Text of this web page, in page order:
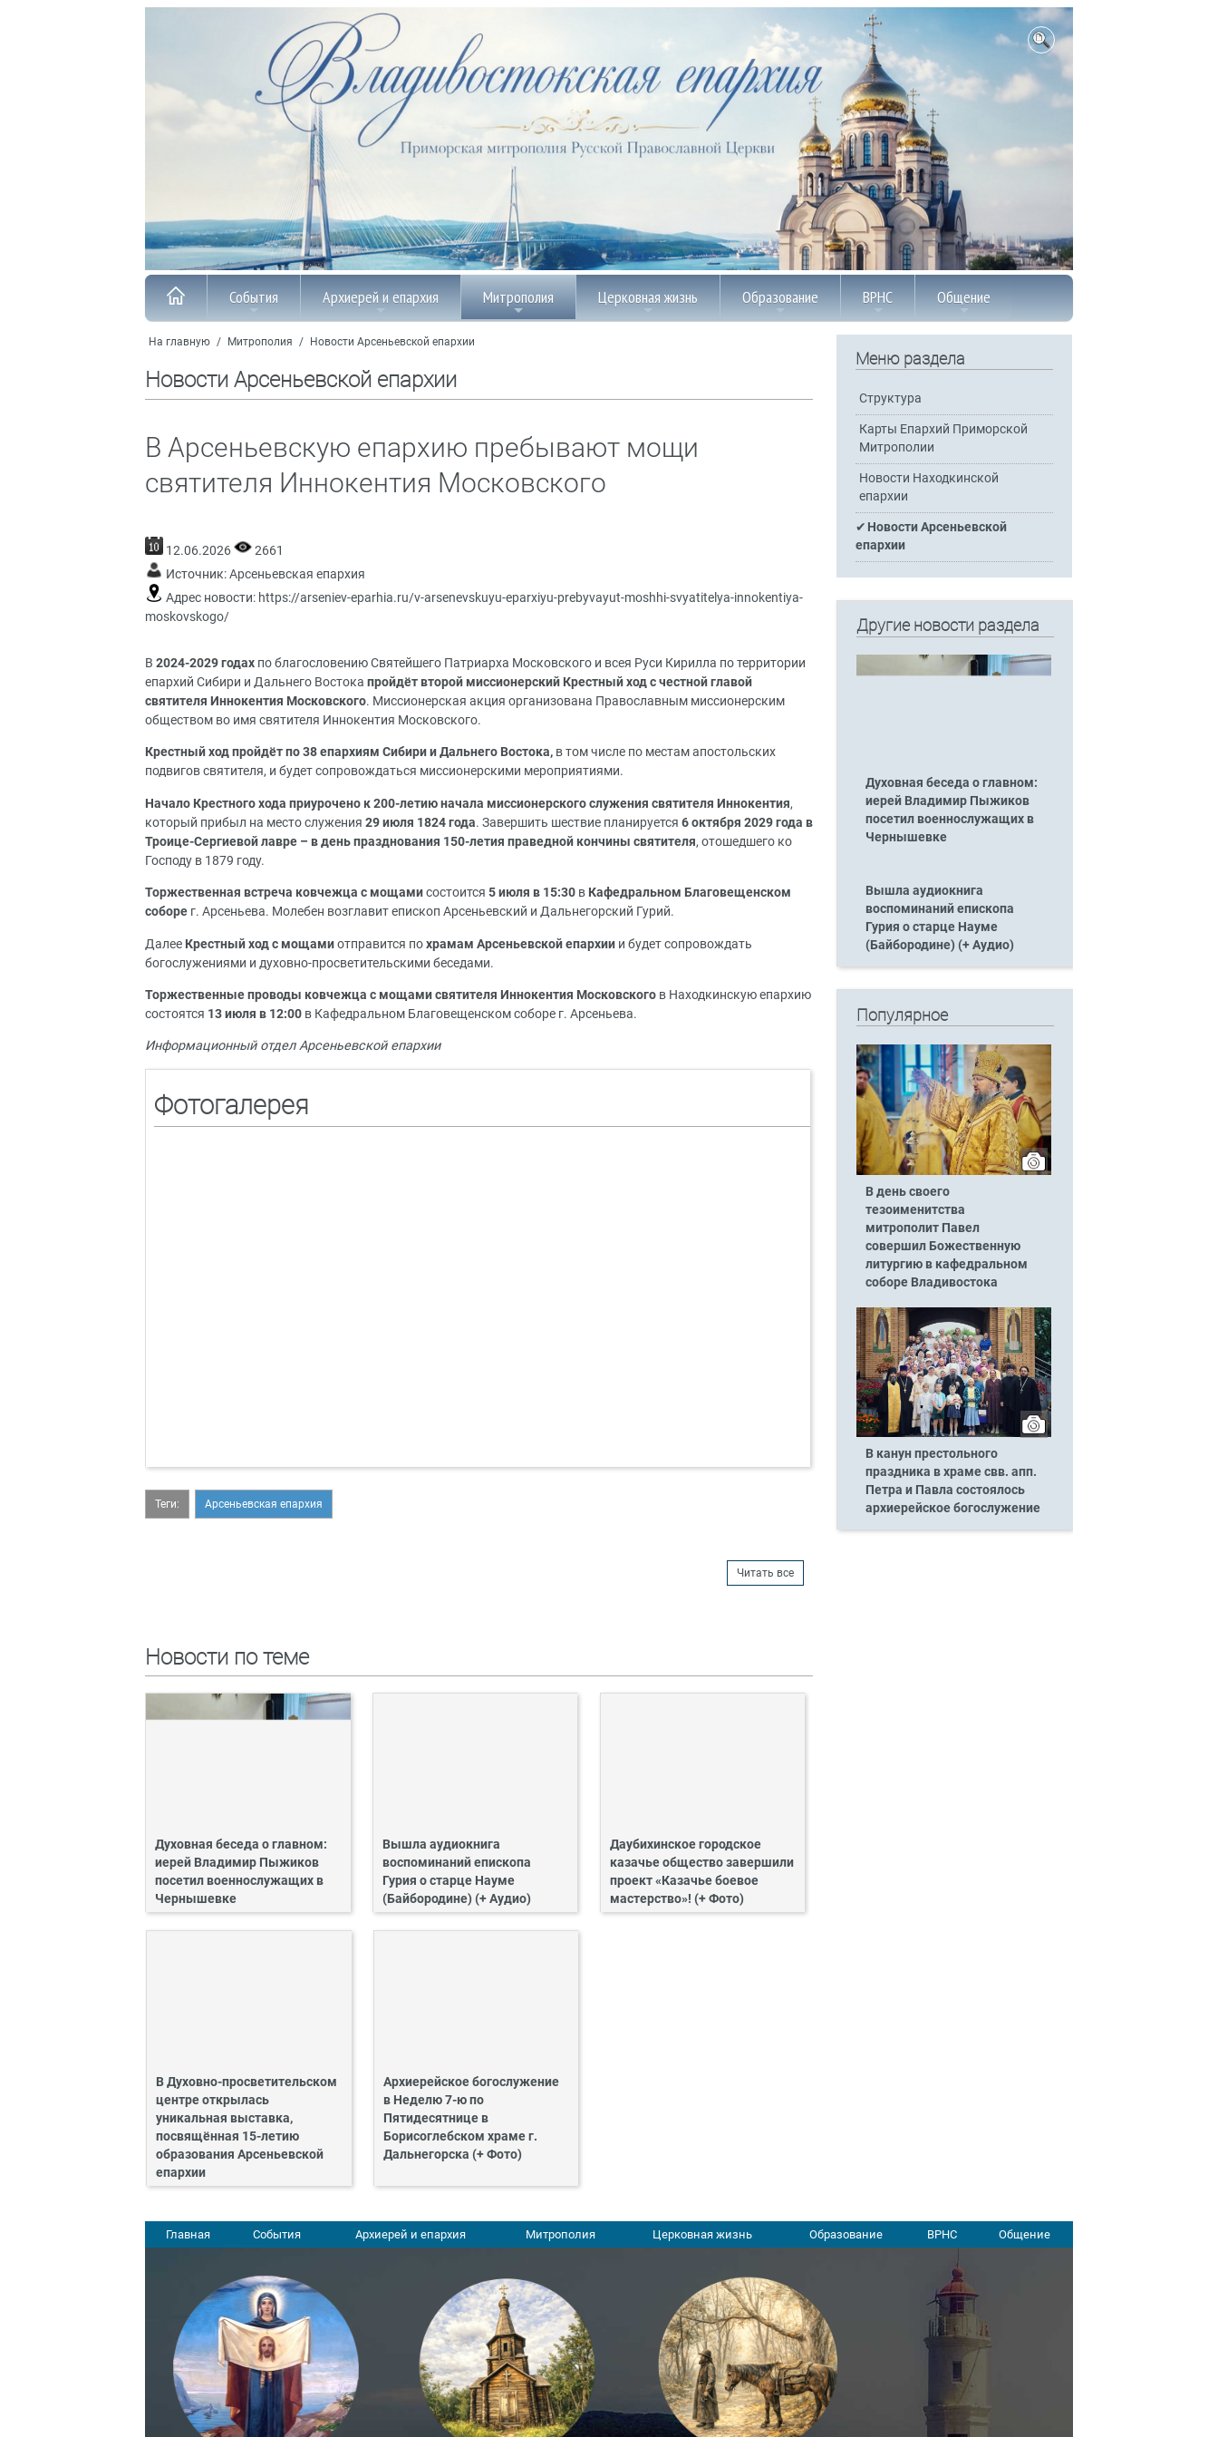
События Архиерей и епархия Митрополия Церковная жизнь Образование ВРНС Общение
На главную / Митрополия / Новости Арсеньевской епархии
Новости Арсеньевской епархии
В Арсеньевскую епархию пребывают мощи
святителя Иннокентия Московского
12.06.2026
2661
Источник:Арсеньевская епархия
Адрес новости: https://arseniev-eparhia.ru/v-arsenevskuyu-eparxiyu-prebyvayut-moshhi-svyatitelya-innokentiya-
moskovskogo/
В 2024-2029 годах поблагословению Святейшего Патриарха Московского и всея Руси Кирилла по территории
епархий Сибири и Дальнего Востока пройдёт второй миссионерский Крестный ход с честной главой
святителя Иннокентия Московского. Миссионерская акция организована Православным миссионерским
обществом во имя святителя Иннокентия Московского.
Крестный ход пройдёт по 38 епархиям Сибири и Дальнего Востока, в том числе по местам апостольских
подвигов святителя, и будет сопровождаться миссионерскими мероприятиями.
Начало Крестного хода приурочено к 200-летию начала миссионерского служения святителя Иннокентия,
который прибыл на место служения 29 июля 1824 года. Завершить шествие планируется 6 октября 2029 года в
Троице-Сергиевой лавре – в день празднования 150-летия праведной кончины святителя, отошедшего ко
Господу в 1879 году.
Торжественная встреча ковчежца с мощамисостоится 5 июля в 15:30 в Кафедральном Благовещенском
соборе г. Арсеньева. Молебен возглавитепископ Арсеньевский и Дальнегорский Гурий.
Далее Крестный ход с мощамиотправится похрамам Арсеньевской епархии и будет сопровождать
богослужениями и духовно-просветительскими беседами.
Торжественные проводы ковчежца с мощами святителя Иннокентия Московского в Находкинскую епархию
состоятся 13 июля в 12:00 в Кафедральном Благовещенском соборе г. Арсеньева.
Информационный отдел Арсеньевской епархии
Фотогалерея
Теги: Арсеньевская епархия
Читать все
Новости по теме
Духовная беседа о главном:
иерей Владимир Пыжиков
посетил военнослужащих в
Чернышевке
Вышла аудиокнига
воспоминаний епископа
Гурия о старце Науме
(Байбородине) (+ Аудио)
Даубихинское городское
казачье общество завершили
проект «Казачье боевое
мастерство»! (+ Фото)
В Духовно-просветительском
центре открылась
уникальная выставка,
посвящённая 15-летию
образования Арсеньевской
епархии
Архиерейское богослужение
в Неделю 7-ю по
Пятидесятнице в
Борисоглебском храме г.
Дальнегорска (+ Фото)
Меню раздела
Структура
Карты Епархий Приморской
Митрополии
Новости Находкинской
епархии
Новости Арсеньевской
епархии
Другие новости раздела
Духовная беседа о главном:
иерей Владимир Пыжиков
посетил военнослужащих в
Чернышевке
Вышла аудиокнига
воспоминаний епископа
Гурия о старце Науме
(Байбородине) (+ Аудио)
Популярное
В день своего
тезоименитства
митрополит Павел
совершил Божественную
литургию в кафедральном
соборе Владивостока
В канун престольного
праздника в храме свв. апп.
Петра и Павла состоялось
архиерейское богослужение
Главная События Архиерей и епархия Митрополия Церковная жизнь Образование ВРНС Общение